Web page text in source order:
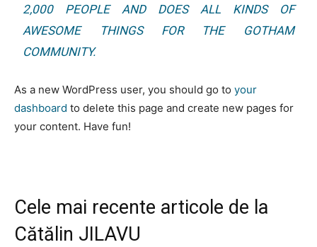
2,000 PEOPLE AND DOES ALL KINDS OF
AWESOME THINGS FOR THE GOTHAM
COMMUNITY.
As a new WordPress user, you should go to your
dashboard to delete this page and create new pages for
your content. Have fun!
Cele mai recente articole de la
Cătălin JILAVU